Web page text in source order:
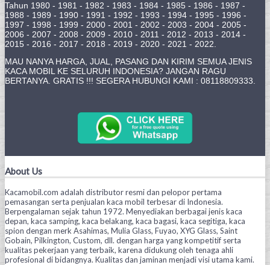
Tahun 1980 - 1981 - 1982 - 1983 - 1984 - 1985 - 1986 - 1987 -
1988 - 1989 - 1990 - 1991 - 1992 - 1993 - 1994 - 1995 - 1996 -
1997 - 1998 - 1999 - 2000 - 2001 - 2002 - 2003 - 2004 - 2005 -
2006 - 2007 - 2008 - 2009 - 2010 - 2011 - 2012 - 2013 - 2014 -
2015 - 2016 - 2017 - 2018 - 2019 - 2020 - 2021 - 2022.
MAU NANYA HARGA, JUAL, PASANG DAN KIRIM SEMUA JENIS
KACA MOBIL KE SELURUH INDONESIA? JANGAN RAGU
BERTANYA. GRATIS !!! SEGERA HUBUNGI KAMI : 08118809333.
About Us
Kacamobil.com adalah distributor resmi dan pelopor pertama
pemasangan serta penjualan kaca mobil terbesar di Indonesia.
Berpengalaman sejak tahun 1972. Menyediakan berbagai jenis kaca
depan, kaca samping, kaca belakang, kaca bagasi, kaca segitiga, kaca
spion dengan merk Asahimas, Mulia Glass, Fuyao, XYG Glass, Saint
Gobain, Pilkington, Custom, dll. dengan harga yang kompetitif serta
kualitas pekerjaan yang terbaik, karena didukung oleh tenaga ahli
profesional di bidangnya. Kualitas dan jaminan menjadi visi utama kami.